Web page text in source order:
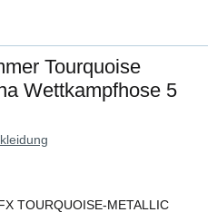
Tourquoise
Wettkampfhose 5
TOURQUOISE-METALLIC